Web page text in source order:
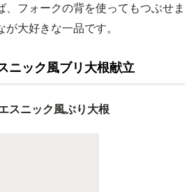
、フォークの背を使ってもつぶせま
大好きな一品です。
ニック風ブリ大根献立
スニック風ぶり大根